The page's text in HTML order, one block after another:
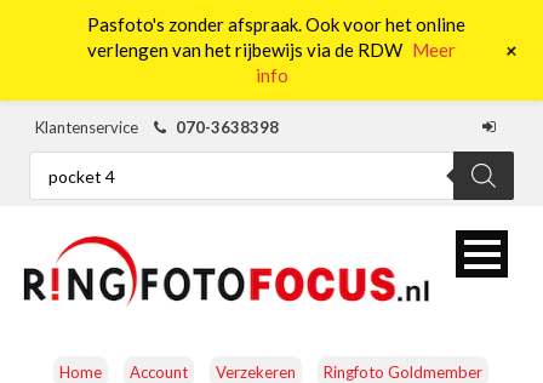
Klantenservice
070-3638398
Producten
zoeken
Home Account Verzekeren Ringfoto Goldmember
Pasfoto's zonder afspraak. Ook voor het online
verlengen van het rijbewijs via de RDW Meer
info
+